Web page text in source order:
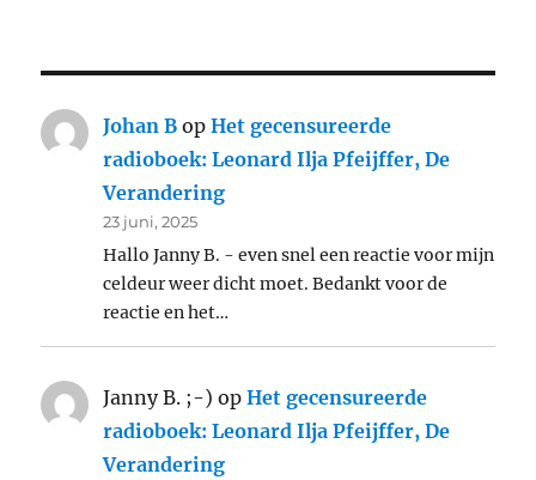
Johan B opHet gecensureerde
radioboek: Leonard Ilja Pfeijffer, De
Verandering
23 juni, 2025
Hallo Janny B. - even snel een reactie voor mijn
celdeur weer dicht moet. Bedankt voor de
reactie en het…
Janny B. ;-) opHet gecensureerde
radioboek: Leonard Ilja Pfeijffer, De
Verandering